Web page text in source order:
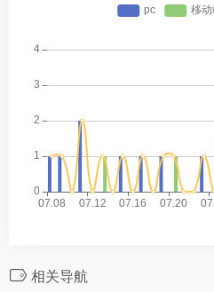
相关导航